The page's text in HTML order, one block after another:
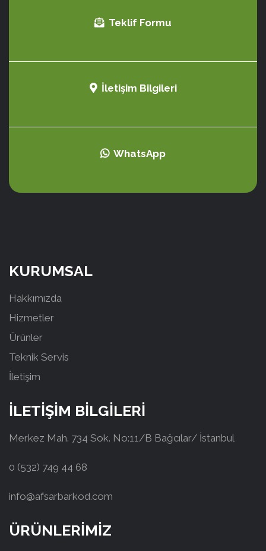
Teklif Formu
İletişim Bilgileri
WhatsApp
KURUMSAL
Hakkımızda
Hizmetler
Ürünler
Teknik Servis
İletişim
İLETİŞİM BİLGİLERİ
Merkez Mah. 734 Sok. No:11/B Bağcılar/ İstanbul
0 (532) 749 44 68
info@afsarbarkod.com
ÜRÜNLERİMİZ